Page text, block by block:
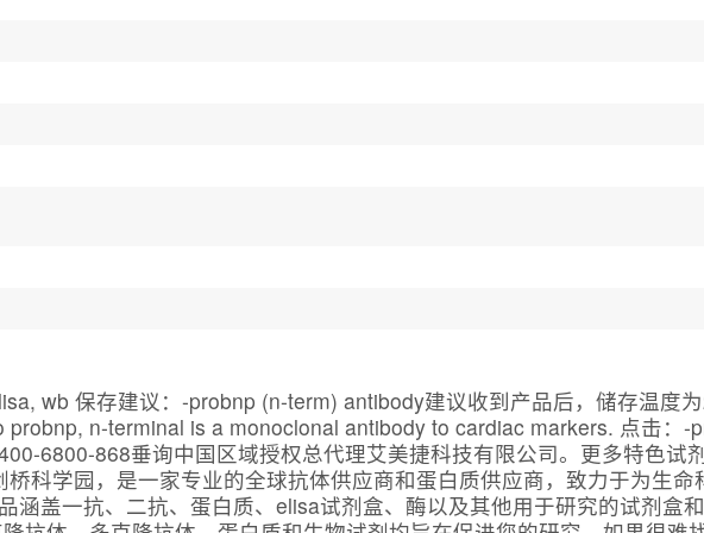
wb 保存建议：-probnp (n-term) antibody建议收到产品后，储存温度
n-terminal is a monoclonal antibody to cardiac markers. 点击：
6800-868垂询中国区域授权总代理艾美捷科技有限公司。更多特色试
科学园，是一家专业的全球抗体供应商和蛋白质供应商，致力于为生
涵盖一抗、二抗、蛋白质、elisa试剂盒、酶以及其他用于研究的试剂盒